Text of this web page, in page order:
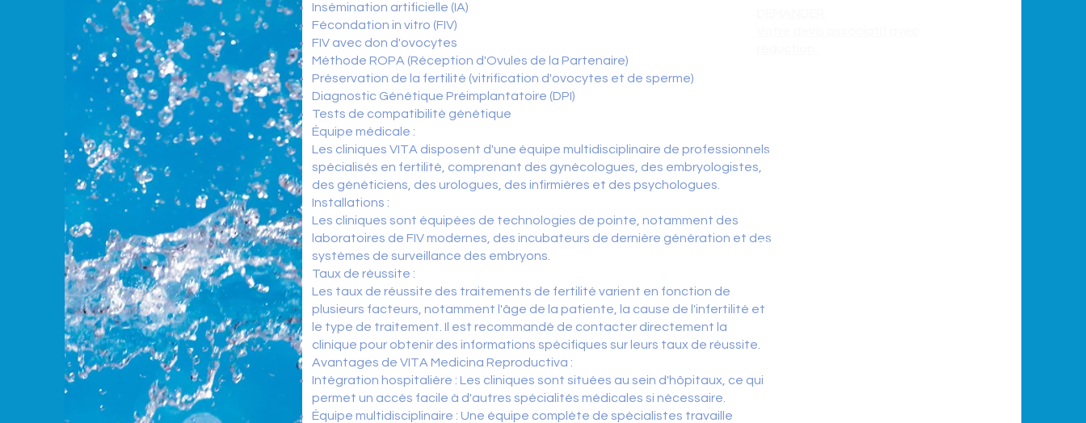
Insémination artificielle (IA)
Fécondation in vitro (FIV)
FIV avec don d'ovocytes
Méthode ROPA (Réception d'Ovules de la Partenaire)
Préservation de la fertilité (vitrification d'ovocytes et de sperme)
Diagnostic Génétique Préimplantatoire (DPI)
Tests de compatibilité génétique
Équipe médicale :
Les cliniques VITA disposent d'une équipe multidisciplinaire de professionnels
spécialisés en fertilité, comprenant des gynécologues, des embryologistes,
des généticiens, des urologues, des infirmières et des psychologues.
Installations :
Les cliniques sont équipées de technologies de pointe, notamment des
laboratoires de FIV modernes, des incubateurs de dernière génération et des
systèmes de surveillance des embryons.
Taux de réussite :
Les taux de réussite des traitements de fertilité varient en fonction de
plusieurs facteurs, notamment l'âge de la patiente, la cause de l'infertilité et
le type de traitement. Il est recommandé de contacter directement la
clinique pour obtenir des informations spécifiques sur leurs taux de réussite.
Avantages de VITA Medicina Reproductiva :
Intégration hospitalière : Les cliniques sont situées au sein d'hôpitaux, ce qui
permet un accès facile à d'autres spécialités médicales si nécessaire.
Équipe multidisciplinaire : Une équipe complète de spécialistes travaille
condition
Remplir le document